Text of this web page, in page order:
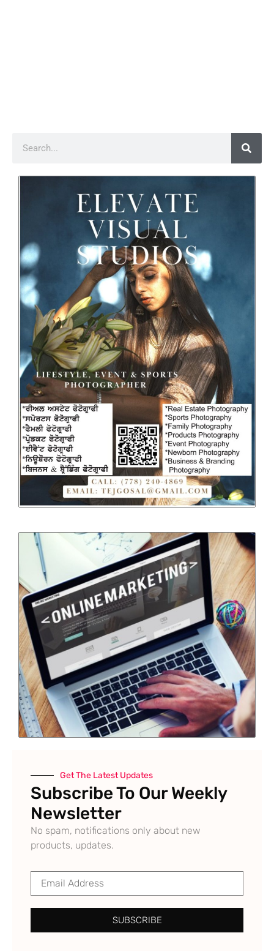
Get The Latest Updates
Subscribe To Our Weekly
Newsletter
No spam, notifications only about new
products, updates.
SUBSCRIBE